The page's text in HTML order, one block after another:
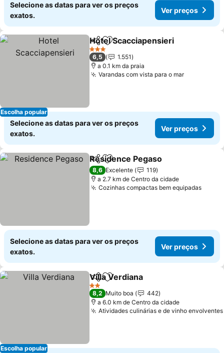
Selecione as datas para ver os preços
exatos.
Ver preços
Escolha popular
PartilharAdicionar aos favoritos
Hotel Scacciapensieri
3 Estrelas
6,5
1.551
a 0.1 km da praia
Varandas com vista para o marVer
Selecione as datas para ver os preços
exatos.
Ver preços
PartilharAdicionar aos favoritos
Residence Pegaso
8,6 Excelente
119
a 2.7 km de Centro da cidade
Cozinhas compactas bem equipadasVer
Selecione as datas para ver os preços
exatos.
Ver preços
Escolha popular
PartilharAdicionar aos favoritos
Villa Verdiana
2 Estrelas
8,2 Muito boa
442
a 6.0 km de Centro da cidade
Atividades culinárias e de vinho envolventes